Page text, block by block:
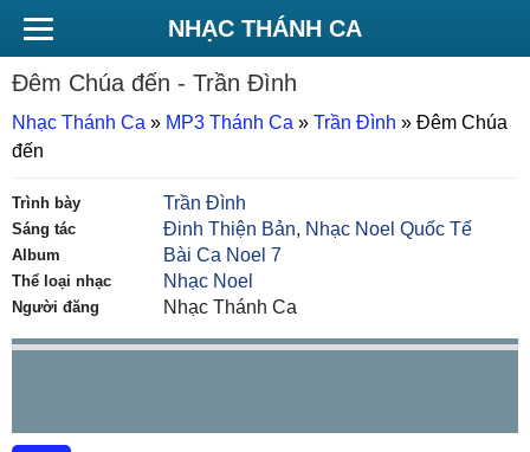
NHẠC THÁNH CA
Đêm Chúa đến - Trần Đình
Nhạc Thánh Ca » MP3 Thánh Ca » Trần Đình » Đêm Chúa
đến
Trình bày Trần Đình
Sáng tác Đinh Thiện Bản, Nhạc Noel Quốc Tế
Album Bài Ca Noel 7
Thể loại nhạc Nhạc Noel
Người đăng Nhạc Thánh Ca